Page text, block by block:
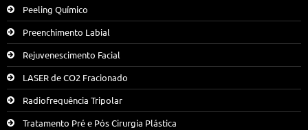
Peeling Químico
Preenchimento Labial
Rejuvenescimento Facial
LASER de CO2 Fracionado
Radiofrequência Tripolar
Tratamento Pré e Pós Cirurgia Plástica